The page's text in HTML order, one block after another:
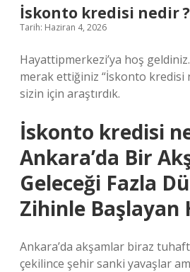
İskonto kredisi nedir ?
Tarih: Haziran 4, 2026
Hayattipmerkezi’ya hoş geldiniz.
merak ettiğiniz “İskonto kredisi
sizin için araştırdık.
İskonto kredisi
Ankara’da Bir
Geleceği Fazla
Zihinle Başlayan
Ankara’da akşamlar biraz
çekilince şehir sanki yavaşlar